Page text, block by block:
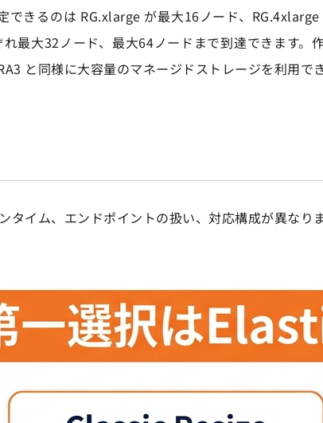
きるのは RG.xlarge が最大16ノード、
最大32ノード、最大64ノードまで到達できます。
と同様に大容量のマネージドストレージを利用で
タイム、エンドポイントの扱い、対応構成が異なり